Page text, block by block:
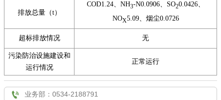
排放总量（t）
COD1.24、NH3-N0.0906、SO20.0426、
NOX5.09、烟尘0.0726
超标排放情况 无
污染防治设施建设和
运行情况
正常运行
 业务部：0534-2188791
 客户反馈
 联系我们